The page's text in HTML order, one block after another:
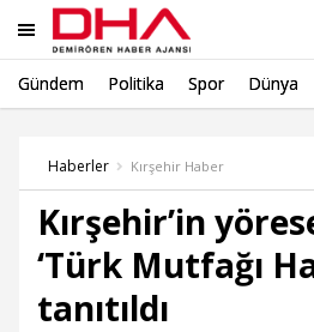
Gündem Politika Spor Dünya
Haberler Kırşehir Haber
Kırşehir’in
‘Türk Mutfağı
tanıtıldı